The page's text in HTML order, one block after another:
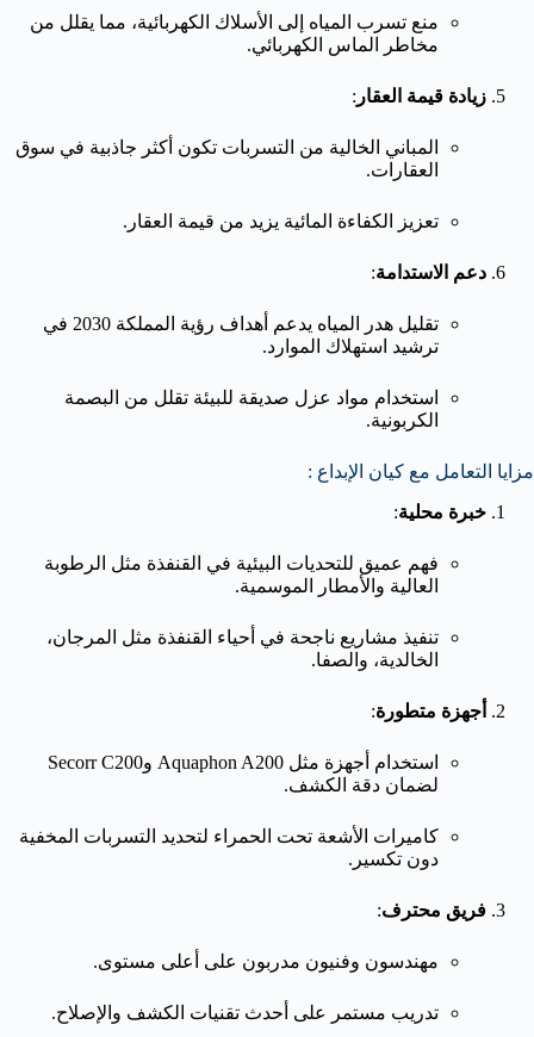
منع تسرب المياه إلى الأسلاك الكهربائية، مما يقلل من
مخاطر الماس الكهربائي.
زيادة قيمة العقار :
المباني الخالية من التسربات تكون أكثر جاذبية في سوق
العقارات.
تعزيز الكفاءة المائية يزيد من قيمة العقار.
دعم الاستدامة:
تقليل هدر المياه يدعم أهداف رؤية المملكة 2030 في
ترشيد استهلاك الموارد.
استخدام مواد عزل صديقة للبيئة تقلل من البصمة
الكربونية.
مزايا التعامل مع كيان الإبداع :
خبرة محلية:
فهم عميق للتحديات البيئية في القنفذة مثل الرطوبة
العالية والأمطار الموسمية.
تنفيذ مشاريع ناجحة في أحياء القنفذة مثل المرجان،
الخالدية، والصفا.
أجهزة متطورة:
استخدام أجهزة مثل Aquaphon A200 وSecorr C200
لضمان دقة الكشف.
كاميرات الأشعة تحت الحمراء لتحديد التسربات المخفية
دون تكسير.
فريق محترف:
مهندسون وفنيون مدربون على أعلى مستوى.
تدريب مستمر على أحدث تقنيات الكشف والإصلاح.